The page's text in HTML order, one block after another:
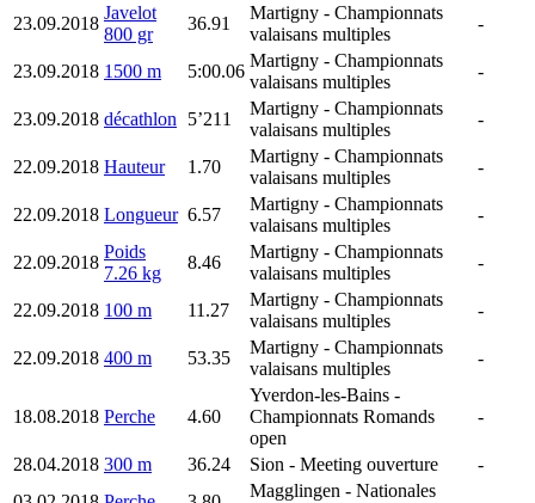
23.09.2018
Javelot
800 gr
36.91
Martigny - Championnats
valaisans multiples
-
23.09.2018 1500 m 5:00.06
Martigny - Championnats
valaisans multiples
-
23.09.2018 décathlon 5’211
Martigny - Championnats
valaisans multiples
-
22.09.2018 Hauteur 1.70
Martigny - Championnats
valaisans multiples
-
22.09.2018 Longueur 6.57
Martigny - Championnats
valaisans multiples
-
22.09.2018
Poids
7.26 kg
8.46
Martigny - Championnats
valaisans multiples
-
22.09.2018 100 m 11.27
Martigny - Championnats
valaisans multiples
-
22.09.2018 400 m 53.35
Martigny - Championnats
valaisans multiples
-
18.08.2018 Perche 4.60
Yverdon-les-Bains -
Championnats Romands
open
-
28.04.2018 300 m 36.24 Sion - Meeting ouverture
-
Magglingen - Nationales